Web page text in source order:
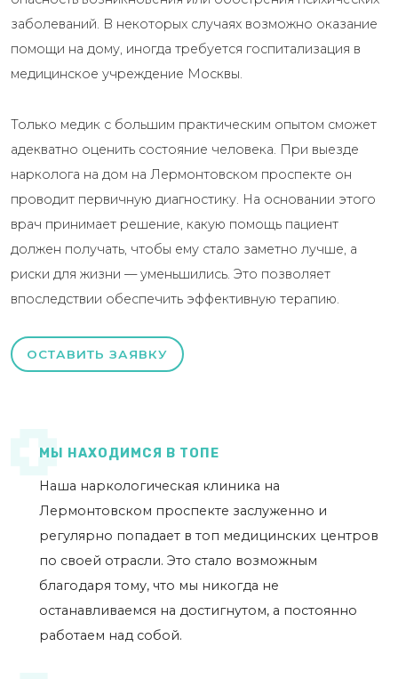
заболеваний. В некоторых случаях возможно оказание
помощи на дому, иногда требуется госпитализация в
медицинское учреждение Москвы.
Только медик с большим практическим опытом сможет
адекватно оценить состояние человека. При выезде
нарколога на дом на Лермонтовском проспекте он
проводит первичную диагностику. На основании этого
врач принимает решение, какую помощь пациент
должен получать, чтобы ему стало заметно лучше, а
риски для жизни — уменьшились. Это позволяет
впоследствии обеспечить эффективную терапию.
ОСТАВИТЬ ЗАЯВКУ
МЫ НАХОДИМСЯ В ТОПЕ
Наша наркологическая клиника на
Лермонтовском проспекте заслуженно и
регулярно попадает в топ медицинских центров
по своей отрасли. Это стало возможным
благодаря тому, что мы никогда не
останавливаемся на достигнутом, а постоянно
работаем над собой.